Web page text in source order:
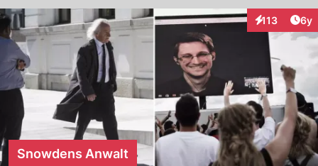
113
Interaktionen
6y
Snowdens Anwalt